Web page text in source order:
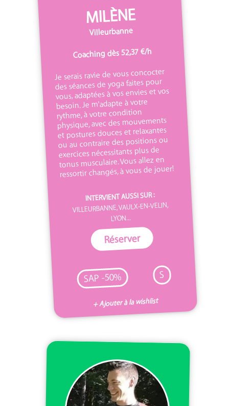
MILÈNE
Villeurbanne
Coaching dès 52,37 €/h
Je serais ravie de vous concocter
des séances de yoga faites pour
vous, adaptées à vos envies et vos
besoin. Je m'adapte à votre
rythme, à votre condition
physique, avec des mouvements
et postures douces et relaxantes
ou au contraire des positions ou
exercices nécessitants plus de
tonus musculaire. Vous allez en
ressortir changés, à vous de jouer!
INTERVIENT AUSSI SUR :
VILLEURBANNE, VAULX-EN-VELIN,
LYON...
Réserver
SAP -50% S
+ Ajouter à la wishlist